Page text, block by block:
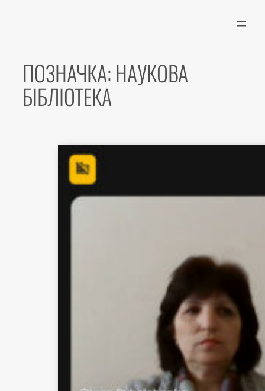
ПОЗНАЧКА:НАУКОВА
БІБЛІОТЕКА